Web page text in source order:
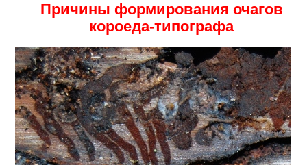
Причины формирования очагов
короеда-типографа